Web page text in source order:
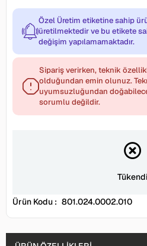
Özel Üretim etiketine sahip
üretilmektedir ve bu etikete
değişim yapılamamaktadır.
Sipariş verirken, teknik
olduğundan emin olunuz.
uyumsuzluğundan
sorumlu değildir.
Tükendi
Ürün Kodu : 801.024.0002.010